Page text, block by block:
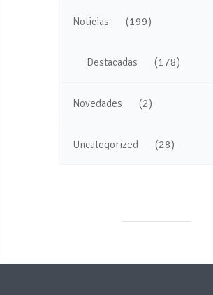
Noticias (199)
Destacadas (178)
Novedades (2)
Uncategorized (28)